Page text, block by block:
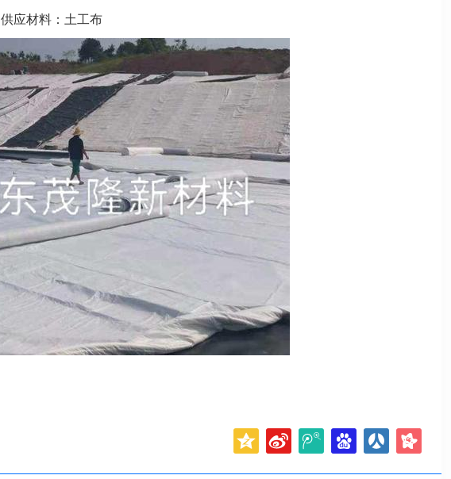
供应材料：土工布